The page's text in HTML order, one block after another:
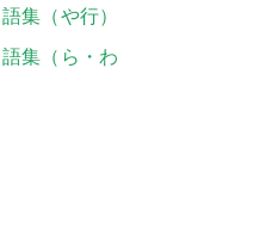
集（や行）
集（ら・わ